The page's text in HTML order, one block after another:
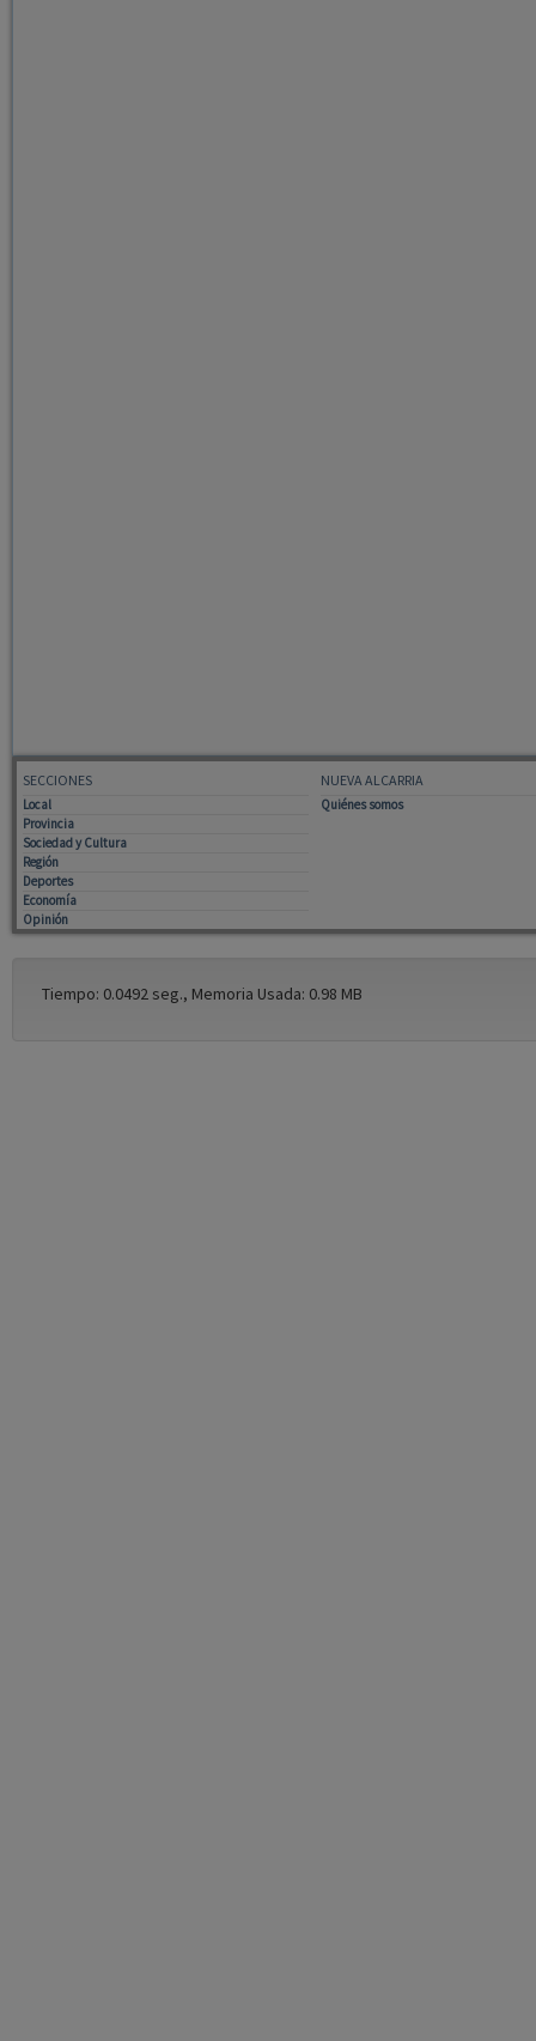
SECCIONES
Local
Provincia
Sociedad y Cultura
Región
Deportes
Economía
Opinión
NUEVA ALCARRIA
Quiénes somos
Tiempo: 0.0492 seg., Memoria Usada: 0.98 MB